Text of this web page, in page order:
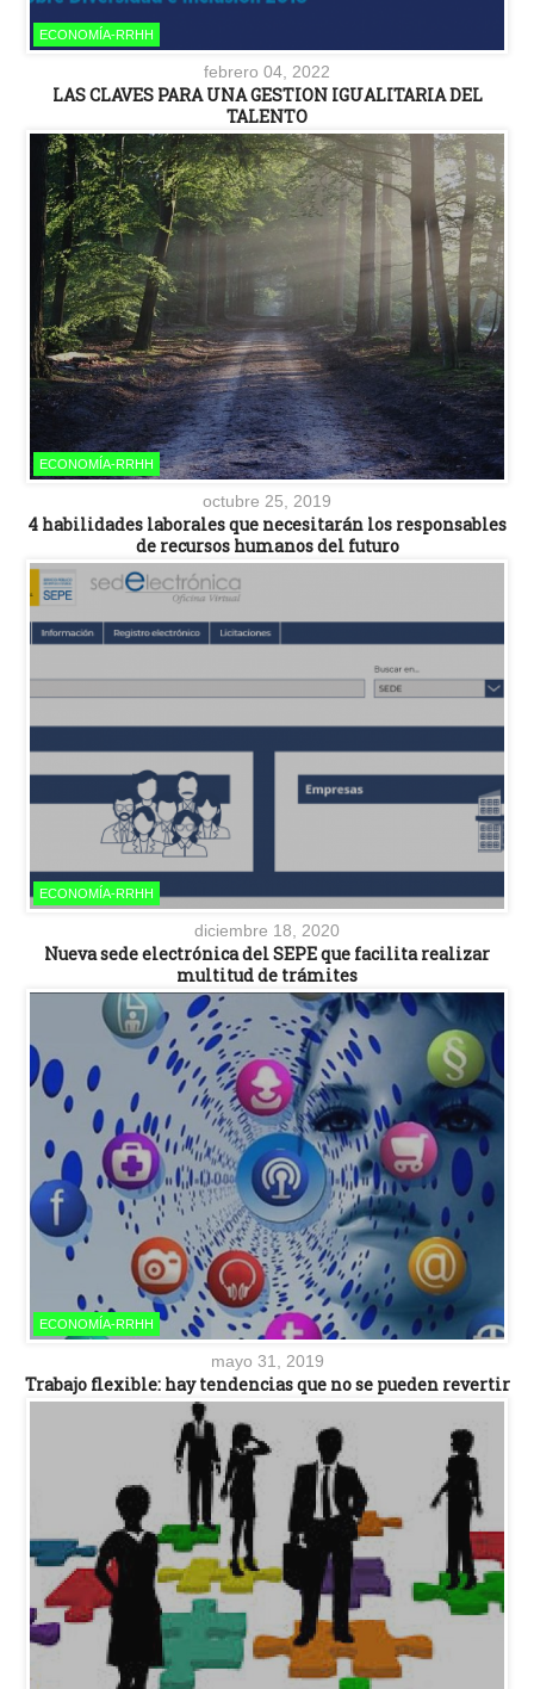
ECONOMÍA-RRHH
febrero 04, 2022
LAS CLAVES PARA UNA GESTION IGUALITARIA DEL
TALENTO
ECONOMÍA-RRHH
octubre 25, 2019
4 habilidades laborales que necesitarán los responsables
de recursos humanos del futuro
ECONOMÍA-RRHH
diciembre 18, 2020
Nueva sede electrónica del SEPE que facilita realizar
multitud de trámites
ECONOMÍA-RRHH
mayo 31, 2019
Trabajo flexible: hay tendencias que no se pueden revertir